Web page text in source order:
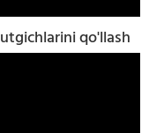
qo'llash